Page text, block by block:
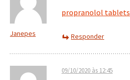
Janepes
propranolol tablets
Responder
09/10/2020 às 12:45